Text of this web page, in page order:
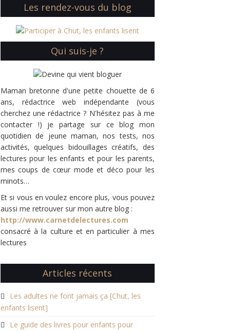
Les rendez-vous du blog
Qui suis-je ?
Maman bretonne d'une petite chouette de 6
ans, rédactrice web indépendante (vous
cherchez une rédactrice ? N'hésitez pas à me
contacter !) je partage sur ce blog mon
quotidien de jeune maman, nos tests, nos
activités, quelques bidouillages créatifs, des
lectures pour les enfants et pour les parents,
mes coups de cœur mode et déco pour les
minots…
Et si vous en voulez encore plus, vous pouvez
aussi me retrouver sur mon autre blog :
http://www.carnetdelectures.com
consacré à la culture et en particulier à mes
lectures
Articles récents
Les adultes ne font jamais ça [Chut, les
enfants lisent]
Le guide des livres pour enfants pour